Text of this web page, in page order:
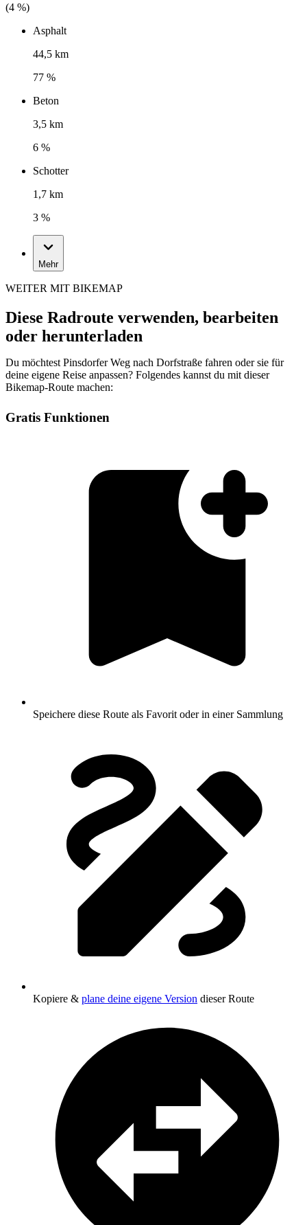
(4 %)
Asphalt
44,5 km
77 %
Beton
3,5 km
6 %
Schotter
1,7 km
3 %
Mehr
WEITER MIT BIKEMAP
Diese Radroute verwenden, bearbeiten
oder herunterladen
Du möchtest Pinsdorfer Weg nach Dorfstraße fahren oder sie für
deine eigene Reise anpassen? Folgendes kannst du mit dieser
Bikemap-Route machen:
Gratis Funktionen
Speichere diese Route als Favorit oder in einer Sammlung
Kopiere & plane deine eigene Version dieser Route